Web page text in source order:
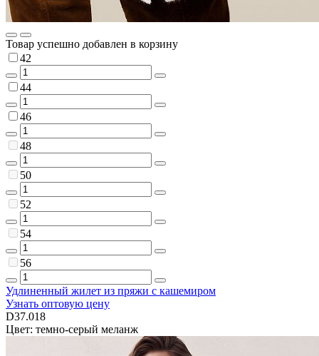
Товар успешно добавлен в корзину
42
44
46
48
50
52
54
56
Удлиненный жилет из пряжи с кашемиром
Узнать оптовую цену
D37.018
Цвет: темно-серый меланж